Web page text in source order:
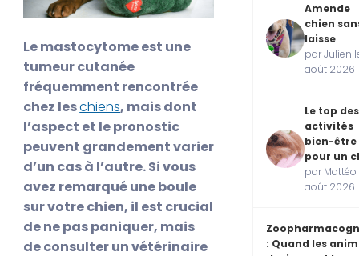
Le mastocytome est une
tumeur cutanée
fréquemment rencontrée
chez leschiens, mais dont
l’aspect et le pronostic
peuvent grandement varier
d’un cas à l’autre. Si vous
avez remarqué une boule
sur votre chien, il est crucial
de ne pas paniquer, mais
de consulter un vétérinaire
Amende
chien
laisse
par Julien
août 2026
Le top des
activités
bien-être
pour un
par Mattéo
août 2026
: Quand les